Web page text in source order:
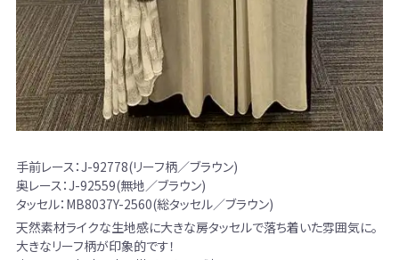
手前レース：J-92778(リーフ柄／ブラウン)
奥レース：J-92559(無地／ブラウン)
タッセル：MB8037Y-2560(総タッセル／ブラウン)
天然素材ライクな生地感に大きな房タッセルで落ち着いた雰囲気に。
大きなリーフ柄が印象的です！